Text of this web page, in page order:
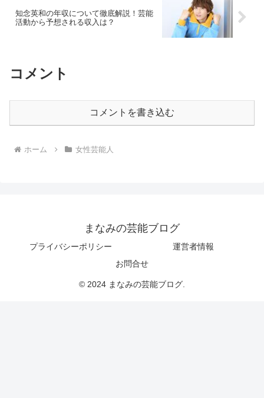
知念英和の年収について徹底解説！芸能
活動から予想される収入は？
コメント
コメントを書き込む
ホーム 女性芸能人
まなみの芸能ブログ
プライバシーポリシー
運営者情報
お問合せ
© 2024 まなみの芸能ブログ.